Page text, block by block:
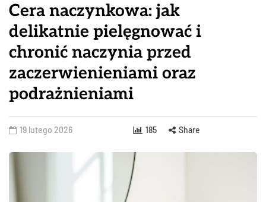
Cera naczynkowa: jak
delikatnie pielęgnować i
chronić naczynia przed
zaczerwienieniami oraz
podrażnieniami
19 lutego 2026 185 Share